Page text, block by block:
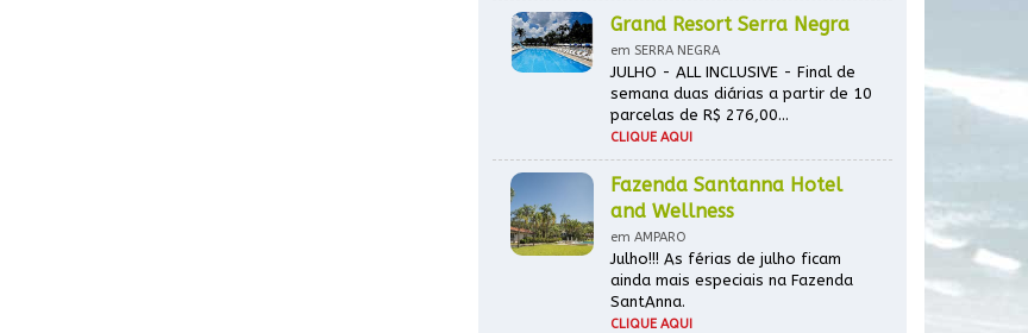
Grand Resort Serra Negra
em SERRA NEGRA
JULHO - ALL INCLUSIVE - Final de
semana duas diárias a partir de 10
parcelas de R$ 276,00...
CLIQUE AQUI
Fazenda Santanna Hotel
and Wellness
em AMPARO
Julho!!! As férias de julho ficam
ainda mais especiais na Fazenda
SantAnna.
CLIQUE AQUI